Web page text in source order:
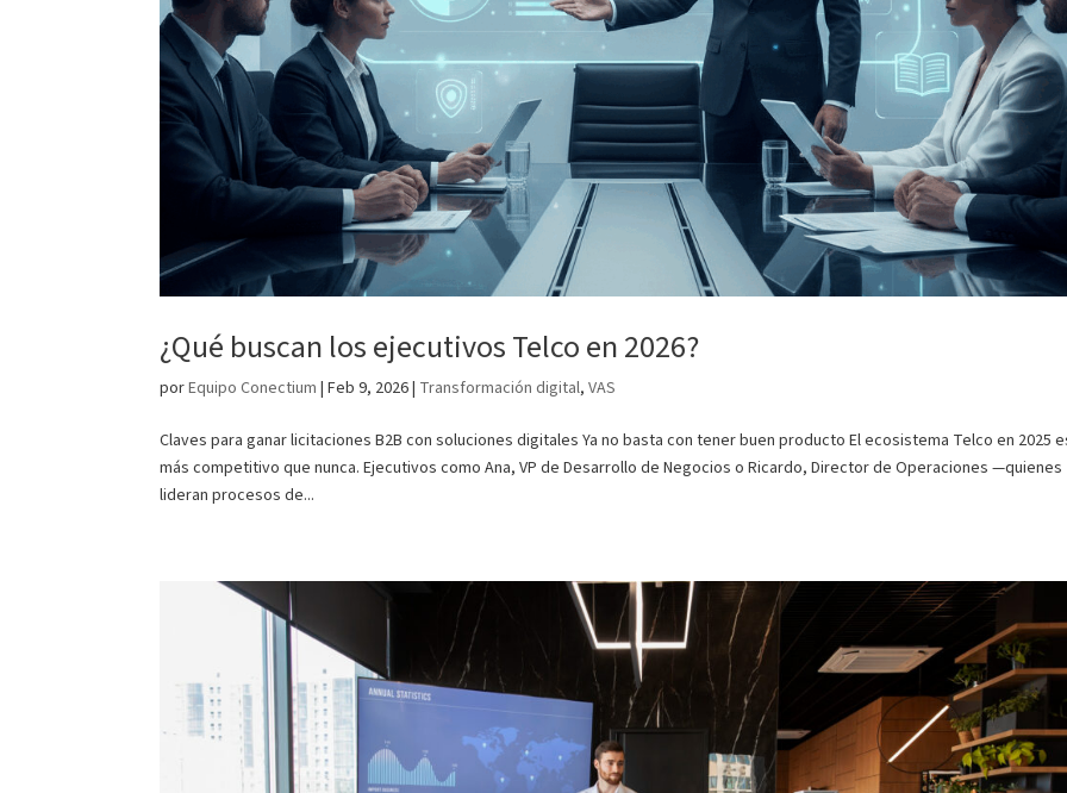
¿Qué buscan los ejecutivos Telco en 2026?
porEquipo Conectium |Feb 9, 2026| Transformación digital,VAS
Claves para ganar licitaciones B2B con soluciones digitales Ya no basta con tener buen producto El ecosistema Telco en 2025
más competitivo que nunca. Ejecutivos como Ana, VP de Desarrollo de Negocios o Ricardo, Director de Operaciones —quienes
lideran procesos de...